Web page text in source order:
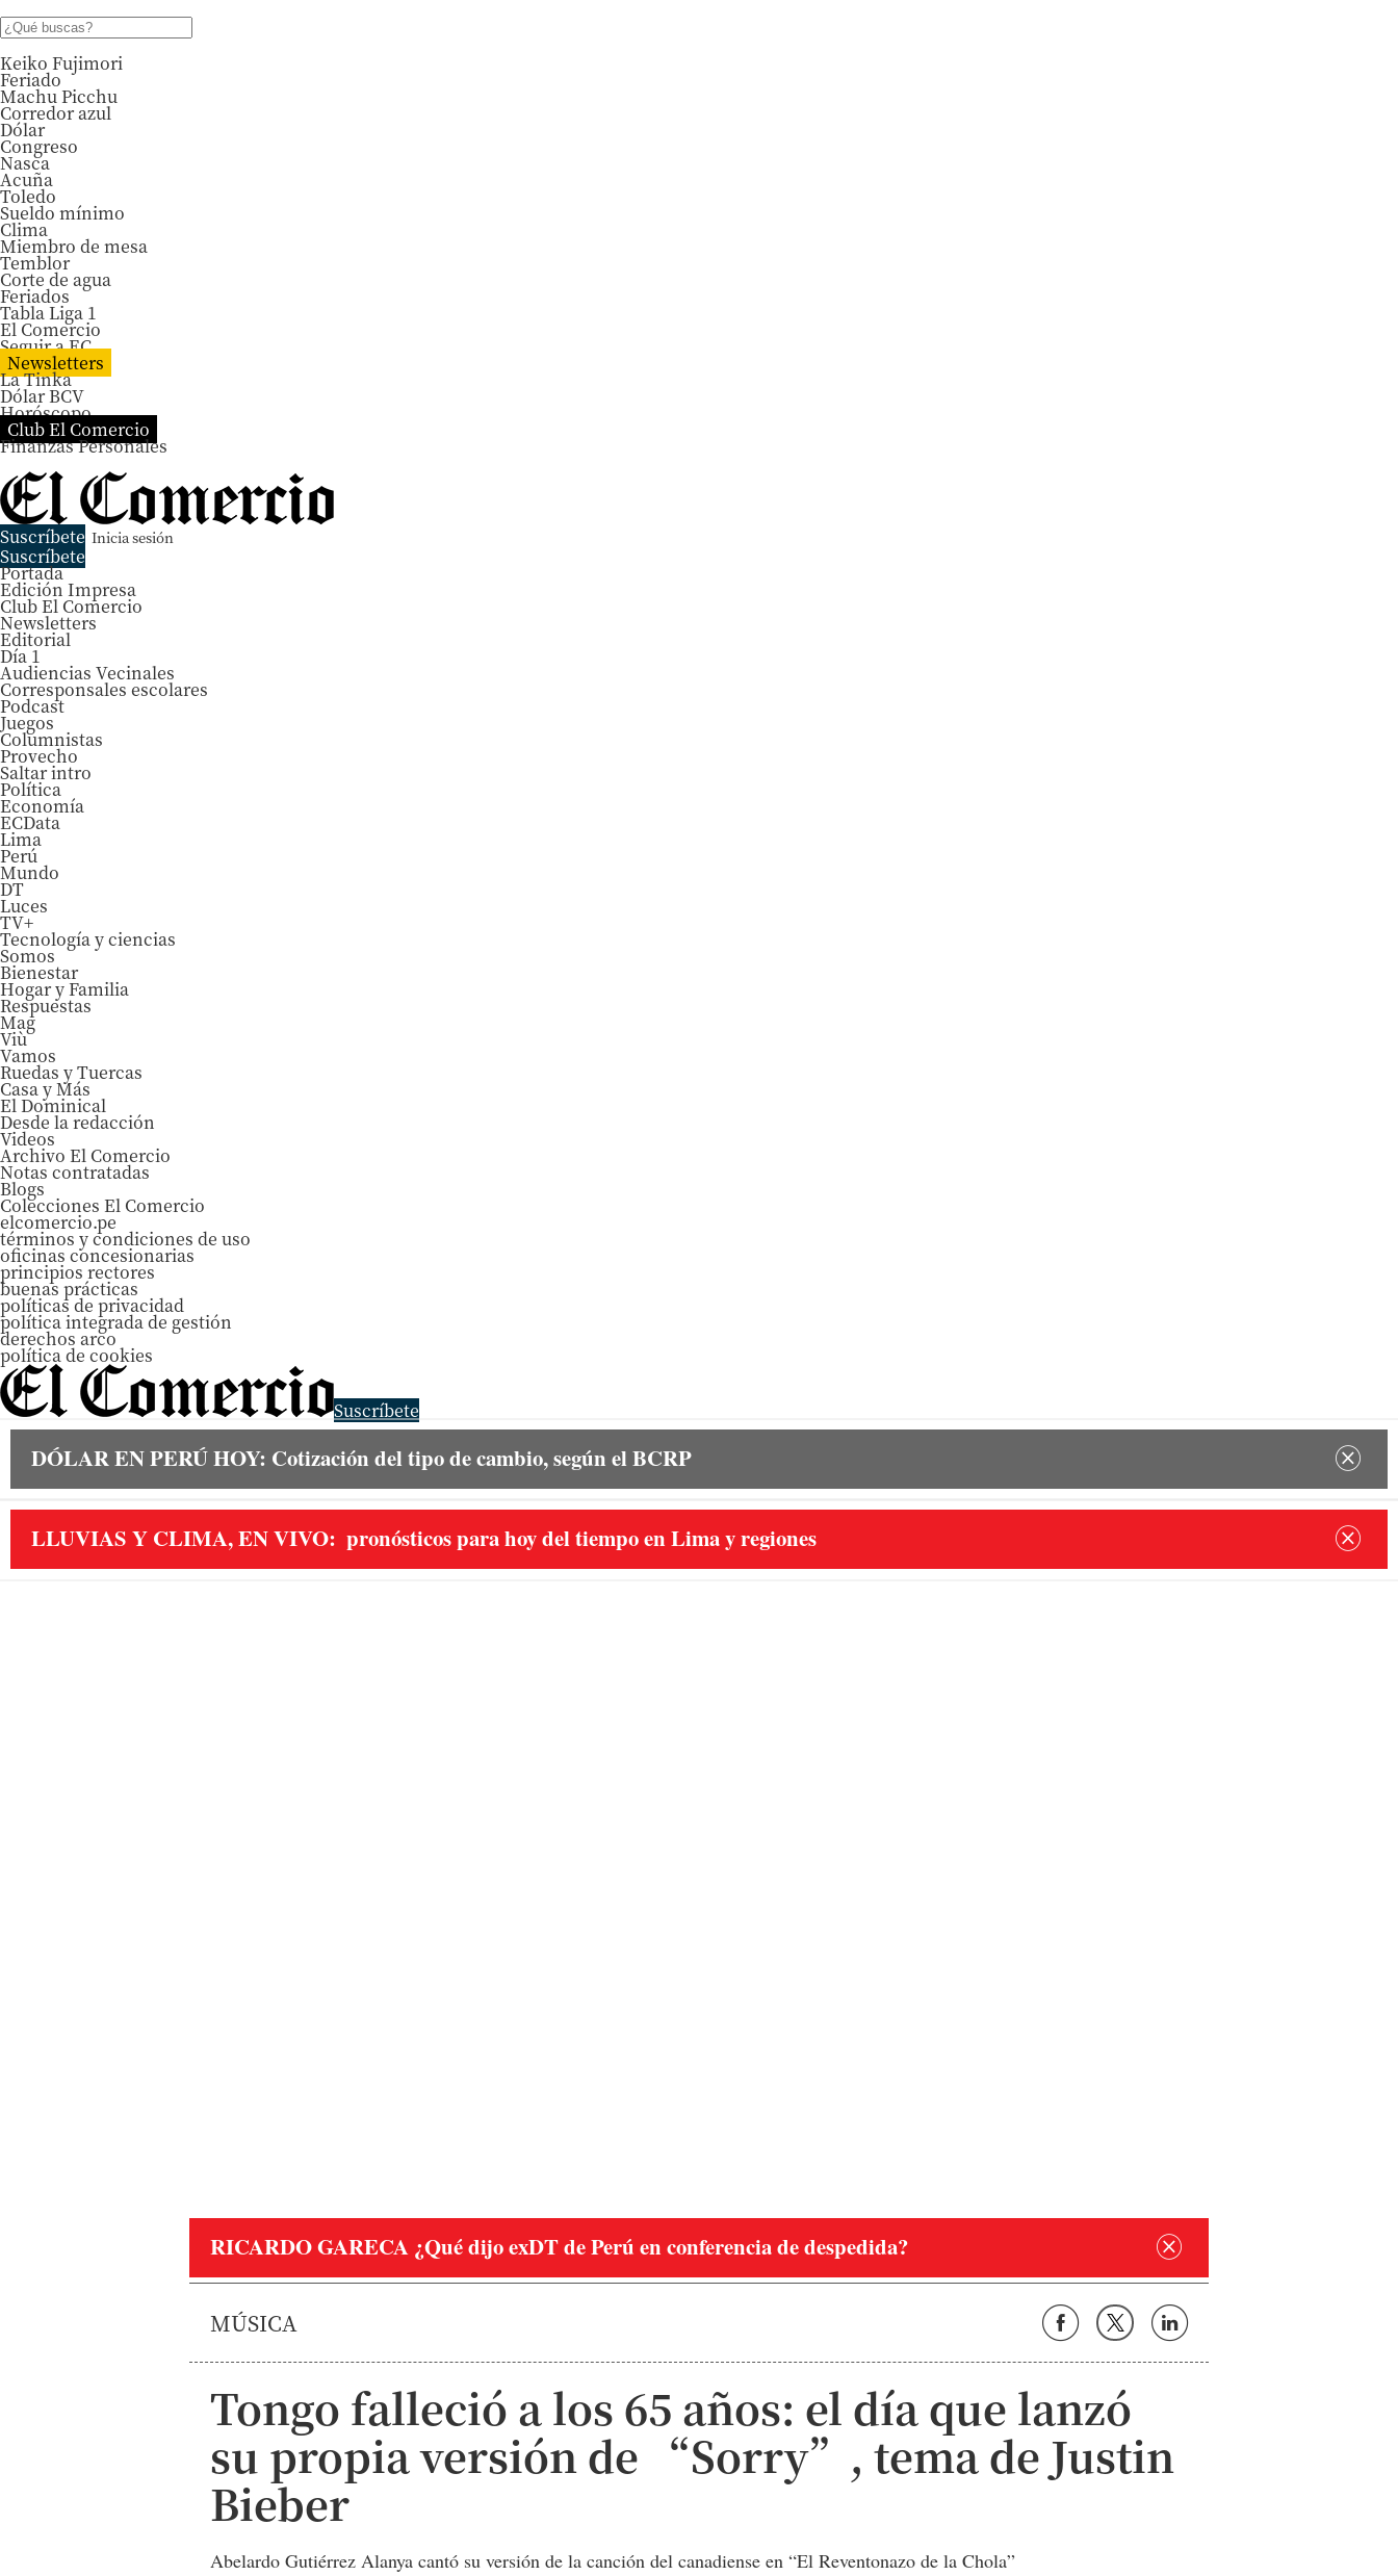
Keiko Fujimori
Feriado
Machu Picchu
Corredor azul
Dólar
Congreso
Nasca
Acuña
Toledo
Sueldo mínimo
Clima
Miembro de mesa
Temblor
Corte de agua
Feriados
Tabla Liga 1
El Comercio
Seguir a EC
Newsletters
La Tinka
Dólar BCV
Horóscopo
Club El Comercio
Finanzas Personales
Suscríbete Inicia sesión
Suscríbete
Portada
Edición Impresa
Club El Comercio
Newsletters
Editorial
Día 1
Audiencias Vecinales
Corresponsales escolares
Podcast
Juegos
Columnistas
Provecho
Saltar intro
Política
Economía
ECData
Lima
Perú
Mundo
DT
Luces
TV+
Tecnología y ciencias
Somos
Bienestar
Hogar y Familia
Respuestas
Mag
Viù
Vamos
Ruedas y Tuercas
Casa y Más
El Dominical
Desde la redacción
Videos
Archivo El Comercio
Notas contratadas
Blogs
Colecciones El Comercio
elcomercio.pe
términos y condiciones de uso
oficinas concesionarias
principios rectores
buenas prácticas
políticas de privacidad
política integrada de gestión
derechos arco
política de cookies
Suscríbete
DÓLAR EN PERÚ HOY: Cotización del tipo de cambio, según el BCRP
LLUVIAS Y CLIMA, EN VIVO: pronósticos para hoy del tiempo en Lima y regiones
RICARDO GARECA ¿Qué dijo exDT de Perú en conferencia de despedida?
MÚSICA
Tongo falleció a los 65 años: el día que lanzó
su propia versión de “Sorry”, tema de Justin
Bieber
Abelardo Gutiérrez Alanya cantó su versión de la canción del canadiense en “El Reventonazo de la Chola”